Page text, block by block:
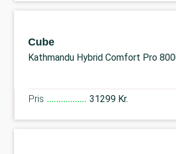
Cube
Kathmandu Hybrid Comfort Pro 800
Pris 31299 Kr.